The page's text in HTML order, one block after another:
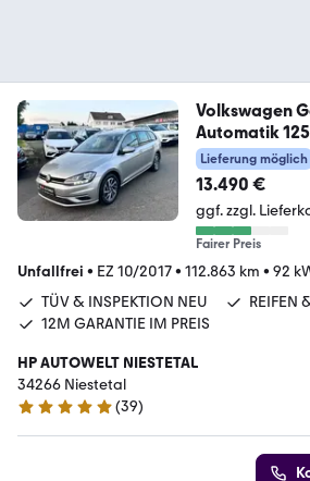
Volkswagen
Automatik
AC
Lieferung möglich
13.490 €
ggf. zzgl.
Fairer Preis
Unfallfrei • EZ 10/2017• 112.863 km • 92
TÜV & INSPEKTION NEU
REIFEN
12M GARANTIE IM PREIS
HP AUTOWELT NIESTETAL
34266 Niestetal
5 Sterne
(39)